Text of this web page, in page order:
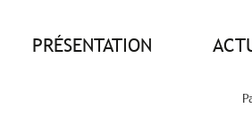
PRÉSENTATION